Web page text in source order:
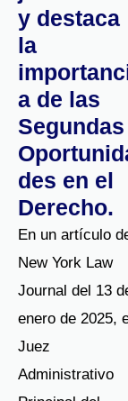
y destaca
la
a de las
Segundas
des en el
Derecho.
En un artículo
New York Law
Journal del 13
enero de 2025,
Juez
Administrativo